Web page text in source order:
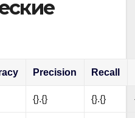
Precision Recall
{}.{} {}.{}